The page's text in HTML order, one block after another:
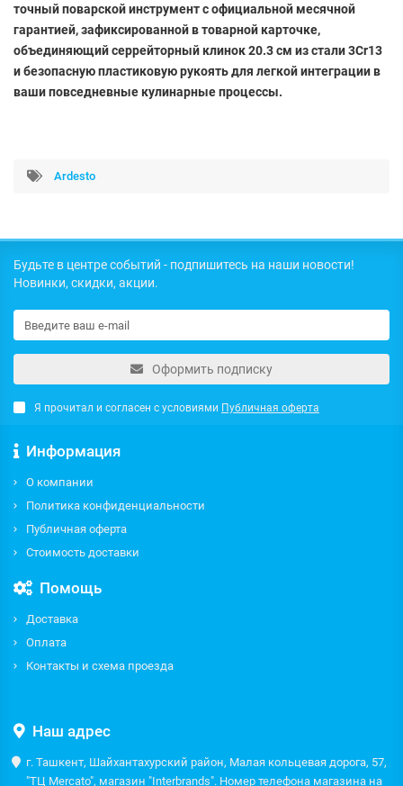
точный поварской инструмент с официальной месячной
гарантией, зафиксированной в товарной карточке,
объединяющий серрейторный клинок 20.3 см из стали 3Cr13
и безопасную пластиковую рукоять для легкой интеграции в
ваши повседневные кулинарные процессы.
Ardesto
Будьте в центре событий - подпишитесь на наши новости!
Новинки, скидки, акции.
Оформить подписку
Я прочитал и согласен с условиями Публичная оферта
Информация
О компании
Политика конфиденциальности
Публичная оферта
Стоимость доставки
Помощь
Доставка
Оплата
Контакты и схема проезда
Наш адрес
г. Ташкент, Шайхантахурский район, Малая кольцевая дорога, 57,
"ТЦ Mercato", магазин "Interbrands". Номер телефона магазина на